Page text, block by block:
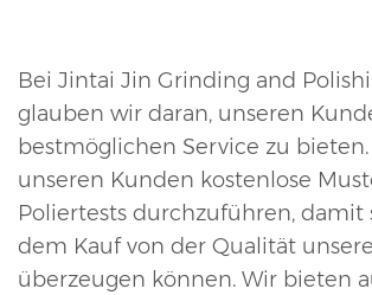
Bei Jintai Jin Grinding and
glauben wir daran, unseren
bestmöglichen Service zu
unseren Kunden kostenlose
Poliertests durchzuführen, damit
dem Kauf von der Qualität
überzeugen können. Wir bieten